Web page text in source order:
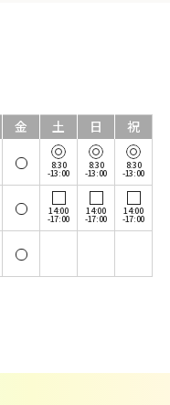
金 土 日 祝
8:30
-13:00
8:30
-13:00
8:30
-13:00
14:00
-17:00
14:00
-17:00
14:00
-17:00